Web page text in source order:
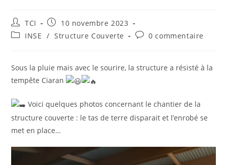
Auteur/autrice
de
la
TCI
Publication
publiée :
10 novembre 2023
PostINSE / Structure Couverte
Commentaires
publication :
0 commentaire
Sous la pluie mais avec le sourire, la structure a résisté à la
tempête Ciaran
Voici quelques photos concernant le chantier de la
structure couverte : le tas de terre disparait et l’enrobé se
met en place…